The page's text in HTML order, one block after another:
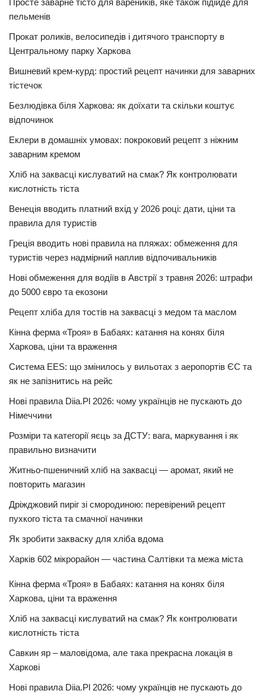
Просте заварне тісто для вареників, яке також підійде для
пельменів
Прокат роликів, велосипедів і дитячого транспорту в
Центральному парку Харкова
Вишневий крем-курд: простий рецепт начинки для заварних
тістечок
Безлюдівка біля Харкова: як доїхати та скільки коштує
відпочинок
Еклери в домашніх умовах: покроковий рецепт з ніжним
заварним кремом
Хліб на заквасці кислуватий на смак? Як контролювати
кислотність тіста
Венеція вводить платний вхід у 2026 році: дати, ціни та
правила для туристів
Греція вводить нові правила на пляжах: обмеження для
туристів через надмірний наплив відпочивальників
Нові обмеження для водіїв в Австрії з травня 2026: штрафи
до 5000 євро та екозони
Рецепт хліба для тостів на заквасці з медом та маслом
Кінна ферма «Троя» в Бабаях: катання на конях біля
Харкова, ціни та враження
Система EES: що змінилось у вильотах з аеропортів ЄС та
як не запізнитись на рейс
Нові правила Diia.Pl 2026: чому українців не пускають до
Німеччини
Розміри та категорії яєць за ДСТУ: вага, маркування і як
правильно визначити
Житньо-пшеничний хліб на заквасці — аромат, який не
повторить магазин
Дріжджовий пиріг зі смородиною: перевірений рецепт
пухкого тіста та смачної начинки
Як зробити закваску для хліба вдома
Харків 602 мікрорайон — частина Салтівки та межа міста
Кінна ферма «Троя» в Бабаях: катання на конях біля
Харкова, ціни та враження
Хліб на заквасці кислуватий на смак? Як контролювати
кислотність тіста
Савкин яр – маловідома, але така прекрасна локація в
Харкові
Нові правила Diia.Pl 2026: чому українців не пускають до